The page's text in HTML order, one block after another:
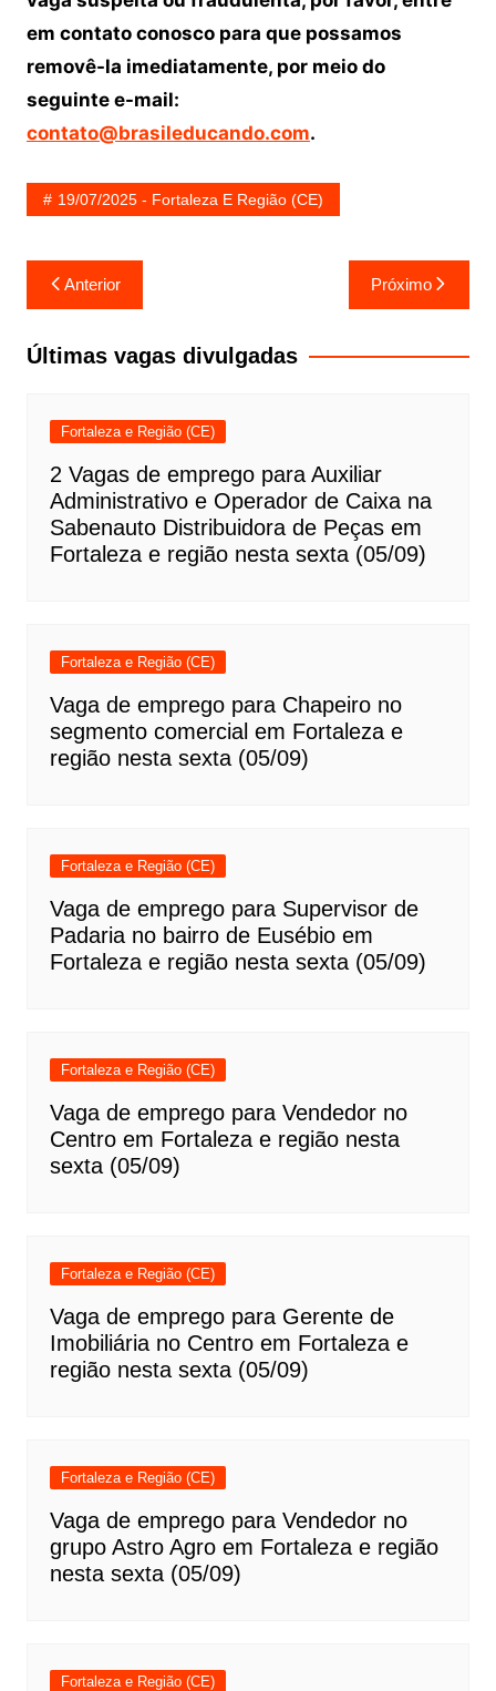
em contato conosco para que possamos
removê-la imediatamente, por meio do
seguinte e-mail:
contato@brasileducando.com.
19/07/2025 - Fortaleza E Região (CE)
Navegação
de
Post
Anterior Próximo
Últimas vagas divulgadas
Fortaleza e Região (CE)
2 Vagas de emprego para Auxiliar
Administrativo e Operador de Caixa na
Sabenauto Distribuidora de Peças em
Fortaleza e região nesta sexta (05/09)
Fortaleza e Região (CE)
Vaga de emprego para Chapeiro no
segmento comercial em Fortaleza e
região nesta sexta (05/09)
Fortaleza e Região (CE)
Vaga de emprego para Supervisor de
Padaria no bairro de Eusébio em
Fortaleza e região nesta sexta (05/09)
Fortaleza e Região (CE)
Vaga de emprego para Vendedor no
Centro em Fortaleza e região nesta
sexta (05/09)
Fortaleza e Região (CE)
Vaga de emprego para Gerente de
Imobiliária no Centro em Fortaleza e
região nesta sexta (05/09)
Fortaleza e Região (CE)
Vaga de emprego para Vendedor no
grupo Astro Agro em Fortaleza e região
nesta sexta (05/09)
Fortaleza e Região (CE)